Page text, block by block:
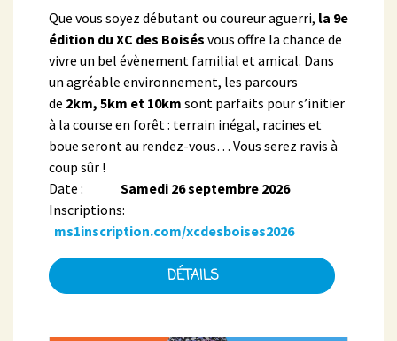
Que vous soyez débutant ou coureur aguerri, la 9e
édition du XC des Boisés vous offre la chance de
vivre un bel évènement familial et amical. Dans
un agréable environnement, les parcours
de 2km, 5km et 10km sont parfaits pour s’initier
à la course en forêt : terrain inégal, racines et
boue seront au rendez-vous… Vous serez ravis à
coup sûr !
Date : Samedi 26 septembre 2026
Inscriptions:
ms1inscription.com/xcdesboises2026
DÉTAILS